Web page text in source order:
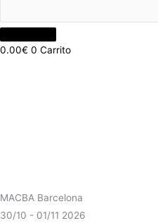
0.00€ 0 Carrito
MACBA Barcelona
30/10 - 01/11 2026